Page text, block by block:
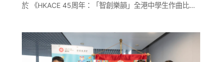
於 《HKACE 45周年：「智創樂韻」全港中學生作曲比…